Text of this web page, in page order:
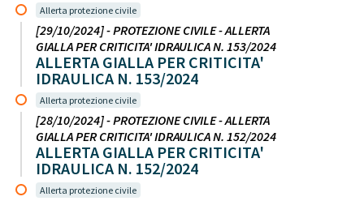
Allerta protezione civile
[29/10/2024] - PROTEZIONE CIVILE - ALLERTA
GIALLA PER CRITICITA' IDRAULICA N. 153/2024
ALLERTA GIALLA PER CRITICITA'
IDRAULICA N. 153/2024
Allerta protezione civile
[28/10/2024] - PROTEZIONE CIVILE - ALLERTA
GIALLA PER CRITICITA' IDRAULICA N. 152/2024
ALLERTA GIALLA PER CRITICITA'
IDRAULICA N. 152/2024
Allerta protezione civile